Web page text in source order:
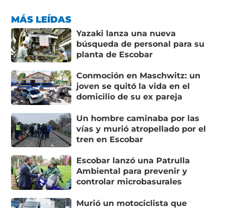
MÁS LEÍDAS
Yazaki lanza una nueva
búsqueda de personal para su
planta de Escobar
Conmoción en Maschwitz: un
joven se quitó la vida en el
domicilio de su ex pareja
Un hombre caminaba por las
vías y murió atropellado por el
tren en Escobar
Escobar lanzó una Patrulla
Ambiental para prevenir y
controlar microbasurales
Murió un motociclista que